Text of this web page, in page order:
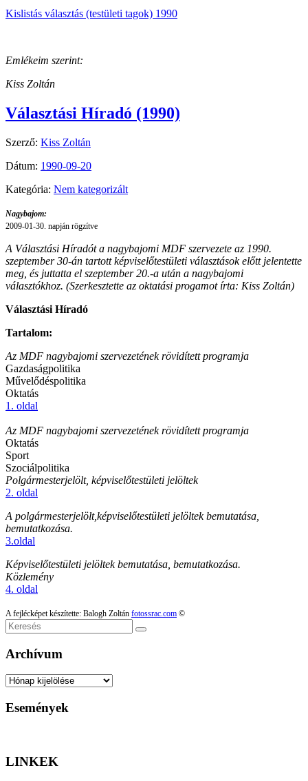
Kislistás választás (testületi tagok) 1990
Emlékeim szerint:
Kiss Zoltán
Választási Híradó (1990)
Szerző: Kiss Zoltán
Dátum: 1990-09-20
Kategória: Nem kategorizált
Nagybajom:
2009-01-30. napján rögzítve
A Választási Híradót a nagybajomi MDF szervezete az 1990.
szeptember 30-án tartott képviselőtestületi választások előtt jelentette
meg, és juttatta el szeptember 20.-a után a nagybajomi
választókhoz. (Szerkesztette az oktatási progamot írta: Kiss Zoltán)
Választási Híradó
Tartalom:
Az MDF nagybajomi szervezetének rövidített programja
Gazdaságpolitika
Művelődéspolitika
Oktatás
1. oldal
Az MDF nagybajomi szervezetének rövidített programja
Oktatás
Sport
Szociálpolitika
Polgármesterjelölt, képviselőtestületi jelöltek
2. oldal
A polgármesterjelölt,képviselőtestületi jelöltek bemutatása,
bemutatkozása.
3.oldal
Képviselőtestületi jelöltek bemutatása, bemutatkozása.
Közlemény
4. oldal
A fejlécképet készítette: Balogh Zoltán fotossrac.com ©
Keresés
Archívum
Archívum
Események
LINKEK